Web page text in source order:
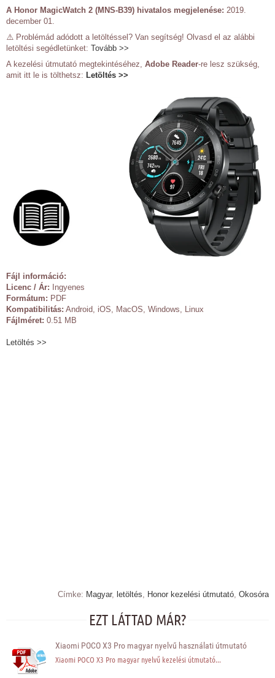
A Honor MagicWatch 2 (MNS-B39) hivatalos megjelenése: 2019.
december 01.
⚠️ Problémád adódott a letöltéssel? Van segítség! Olvasd el az alábbi
letöltési segédletünket: Tovább >>
A kezelési útmutató megtekintéséhez, Adobe Reader-re lesz szükség,
amit itt le is tölthetsz: Letöltés >>
Fájl információ:
Licenc / Ár: Ingyenes
Formátum: PDF
Kompatibilitás: Android, iOS, MacOS, Windows, Linux
Fájlméret: 0.51 MB
Letöltés >>
Címke: Magyar, letöltés Honor kezelési útmutató Okosóra
EZT LÁTTAD MÁR?
Xiaomi POCO X3 Pro magyar nyelvű használati útmutató
Xiaomi POCO X3 Pro magyar nyelvű kezelési útmutató...